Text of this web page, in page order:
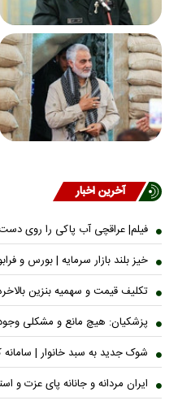
آخرین اخبار
فیلم| عراقچی آب پاکی را روی
خیز بلند بازار سرمایه | بورس و
تکلیف قیمت و سهمیه بنزین
پزشکیان: هیچ مانع و مشکلی وجود
شوک جدید به سبد خانوار | سامانه
ایران مردانه و جانانه پای عزت و